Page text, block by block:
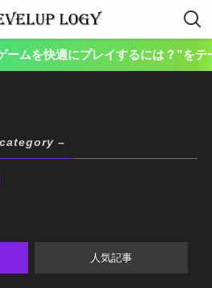
するには？”をテーマに、ゲーム
–
人気記事